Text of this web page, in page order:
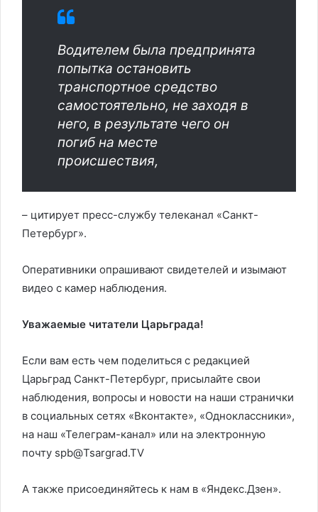
Водителем была предпринята
попытка остановить
транспортное средство
самостоятельно, не заходя в
него, в результате чего он
погиб на месте
происшествия,
– цитирует пресс-службу телеканал «Санкт-
Петербург».
Оперативники опрашивают свидетелей и изымают
видео с камер наблюдения.
Уважаемые читатели Царьграда!
Если вам есть чем поделиться с редакцией
Царьград Санкт-Петербург, присылайте свои
наблюдения, вопросы и новости на наши странички
в социальных сетях «Вконтакте», «Одноклассники»,
на наш «Телеграм-канал» или на электронную
почту spb@Tsargrad.TV
А также присоединяйтесь к нам в «Яндекс.Дзен».